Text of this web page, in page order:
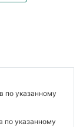
по указанному
по указанному